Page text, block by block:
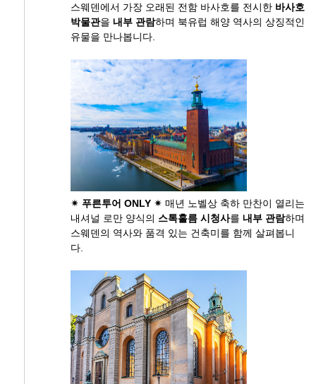
스웨덴에서 가장 오래된 전함 바사호를 전시한 바사호
박물관을 내부 관람하며 북유럽 해양 역사의 상징적인
유물을 만나봅니다.
✴ 푸른투어 ONLY ✴ 매년 노벨상 축하 만찬이 열리는
내셔널 로만 양식의 스톡홀름 시청사를 내부 관람하며
스웨덴의 역사와 품격 있는 건축미를 함께 살펴봅니
다.